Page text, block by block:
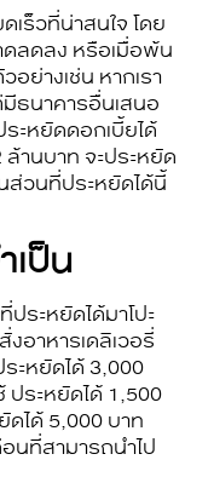
เร็วที่น่าสนใจ โดย
ดลดลง หรือเมื่อพ้น
อย่างเช่น หากเรา
ธนาคารอื่นเสนอ
ะหยัดดอกเบี้ยได้
านบาท จะประหยัด
ส่วนที่ประหยัดได้นี้
เป็น
ประหยัดได้มาโปะ
อาหารเดลิเวอรี่
ะหยัดได้ 3,000
ประหยัดได้ 1,500
ได้ 5,000 บาท
นที่สามารถนำไป